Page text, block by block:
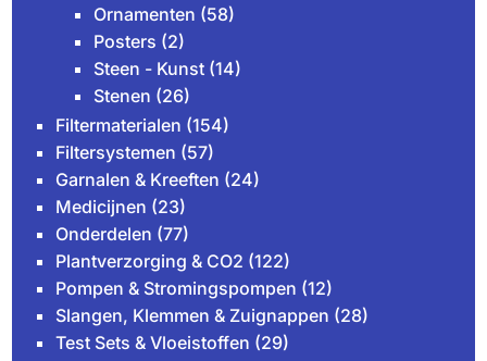
Ornamenten (58)
Posters (2)
Steen - Kunst (14)
Stenen (26)
Filtermaterialen (154)
Filtersystemen (57)
Garnalen & Kreeften (24)
Medicijnen (23)
Onderdelen (77)
Plantverzorging & CO2 (122)
Pompen & Stromingspompen (12)
Slangen, Klemmen & Zuignappen (28)
Test Sets & Vloeistoffen (29)